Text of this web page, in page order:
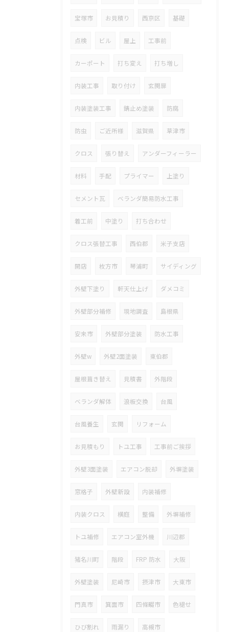
宝塚市 お見積り 西京区 基礎
点検 ビル 屋上 工事前
カーポート 打ち変え 打ち増し
内装工事 取り付け 玄関扉
内装塗装工事 錆止め塗装 防腐
防虫 ご近所様 滋賀県 草津市
クロス 張り替え アンダーフィーラー
材料 手配 プライマー 上塗り
セメント瓦 ベランダ簡易防水工事
着工前 中塗り 打ち合わせ
クロス張替工事 西伯郡 米子支店
開店 枚方市 琴浦町 サイディング
外壁下塗り 軒天仕上げ ダメコミ
外壁部分補修 現地調査 島根県
安来市 外壁部分塗装 防水工事
外壁w 外壁2面塗装 東伯郡
屋根葺き替え 見積書 外階段
ベランダ解体 浪板交換 台風
台風養生 玄関 リフォーム
お見積もり トユ工事 工事前ご挨拶
外壁3面塗装 エアコン脱却 外塀塗装
窓格子 外壁新設 内装補修
内装クロス 横庭 整備 外塀補修
トユ補修 エアコン室外機 川辺郡
猪名川町 階段 FRP 防水 大阪
外壁塗装 尼崎市 摂津市 大東市
門真市 箕面市 四條畷市 色褪せ
ひび割れ 雨漏り 高槻市